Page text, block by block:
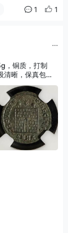
1 1
...
，铜质，打制
清晰，保真包
钱币收藏！